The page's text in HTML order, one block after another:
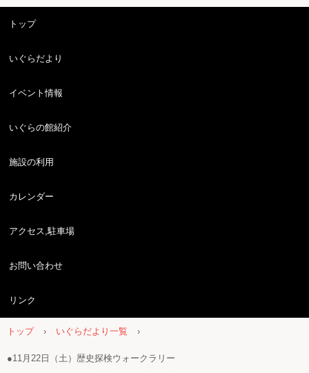
トップ
いぐらだより
イベント情報
いぐらの館紹介
施設の利用
カレンダー
アクセス,駐車場
お問い合わせ
リンク
トップ › いぐらだより一覧 ›
●11月22日（土）歴史探検ウォークラリー